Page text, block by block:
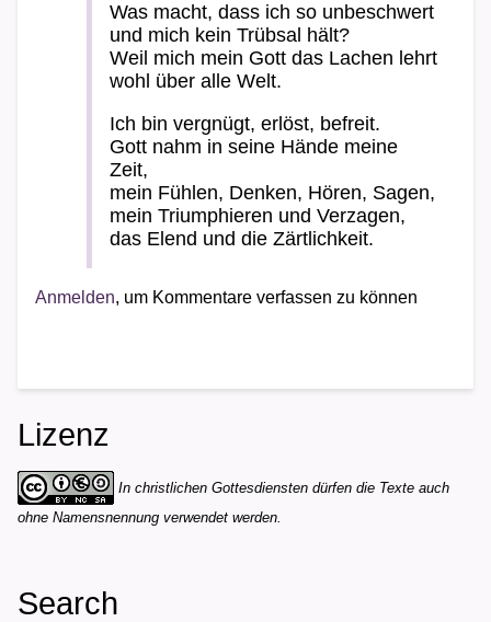
Was macht, dass ich so unbeschwert
und mich kein Trübsal hält?
Weil mich mein Gott das Lachen lehrt
wohl über alle Welt.
Ich bin vergnügt, erlöst, befreit.
Gott nahm in seine Hände meine
Zeit,
mein Fühlen, Denken, Hören, Sagen,
mein Triumphieren und Verzagen,
das Elend und die Zärtlichkeit.
Anmelden, um Kommentare verfassen zu können
Lizenz
In christlichen Gottesdiensten dürfen die Texte auch
ohne Namensnennung verwendet werden.
Search